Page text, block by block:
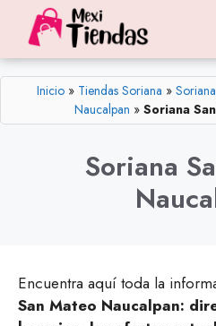
contenido
Inicio» Tiendas Soriana »
Naucalpan » Soriana
Soriana
Encuentra aquí toda la
San Mateo Naucalpan: